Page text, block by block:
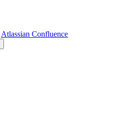
Atlassian Confluence